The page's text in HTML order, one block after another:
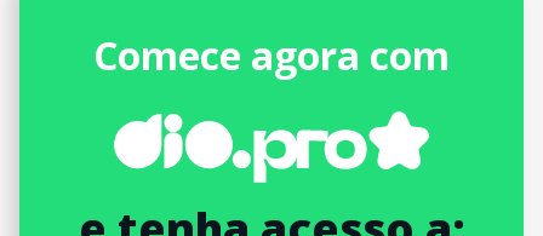
Comece agora com